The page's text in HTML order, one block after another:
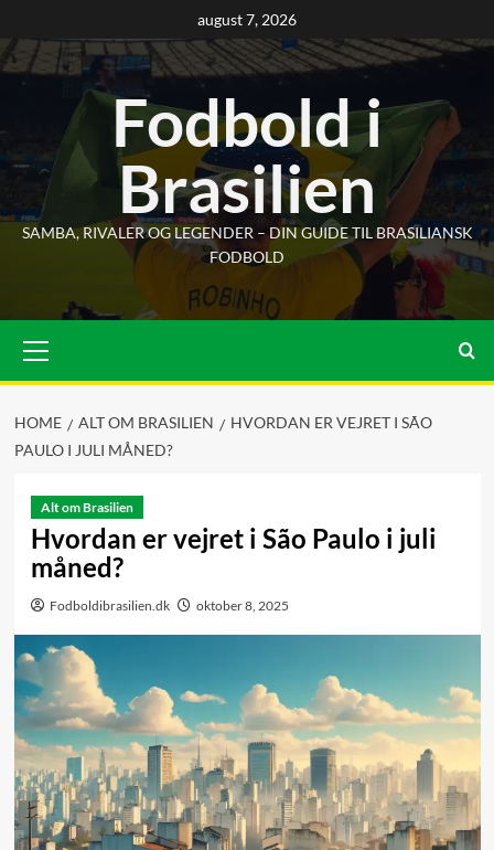
to
content
august 7, 2026
Fodbold i
Brasilien
SAMBA, RIVALER OG LEGENDER – DIN GUIDE TIL BRASILIANSK
FODBOLD
Menu
HOME ALT OM BRASILIEN
HVORDAN ER VEJRET I SÃO
PAULO I JULI MÅNED?
Alt om Brasilien
Hvordan er vejret i São Paulo i juli
måned?
Fodboldibrasilien.dk oktober 8, 2025